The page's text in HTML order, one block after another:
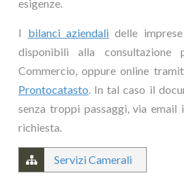
esigenze.
I bilanci aziendalidelle imprese
disponibili alla consultazione
Commercio, oppure online
Prontocatasto. In tal caso il
senza troppi passaggi, via
richiesta.
Servizi Camerali